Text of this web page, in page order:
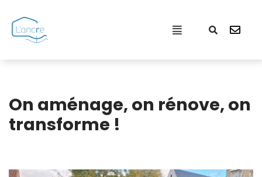
Aller
On aménage, on rénove, on
transforme !